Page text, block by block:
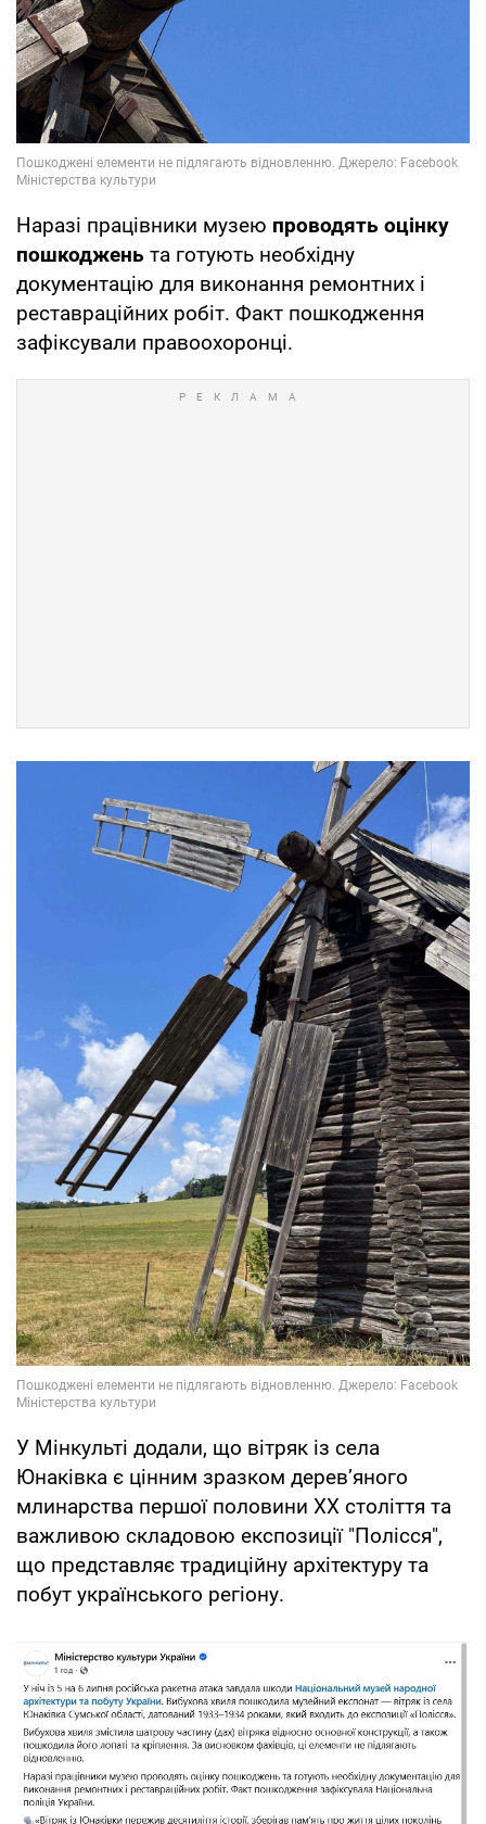
Наразі працівники музею проводять оцінку
пошкоджень та готують необхідну
документацію для виконання ремонтних і
реставраційних робіт. Факт пошкодження
зафіксували правоохоронці.
У Мінкульті додали, що вітряк із села
Юнаківка є цінним зразком дерев’яного
млинарства першої половини ХХ століття та
важливою складовою експозиції "Полісся",
що представляє традиційну архітектуру та
побут українського регіону.